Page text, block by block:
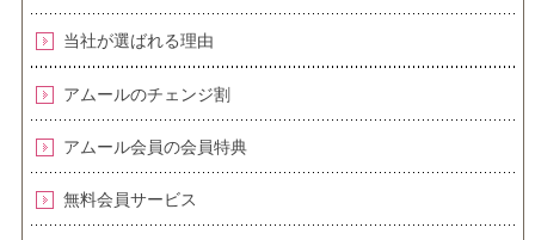
当社が選ばれる理由
アムールのチェンジ割
アムール会員の会員特典
無料会員サービス